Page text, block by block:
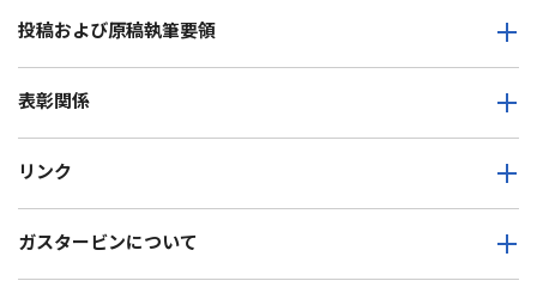
投稿および原稿執筆要領
表彰関係
リンク
ガスタービンについて